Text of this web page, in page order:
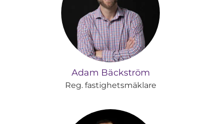
Adam Bäckström
Reg. fastighetsmäklare